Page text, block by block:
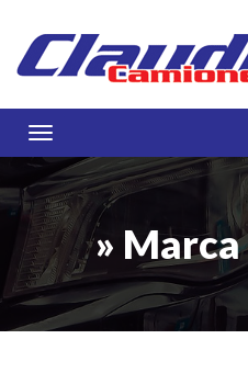
Toggle navigation
» Marca